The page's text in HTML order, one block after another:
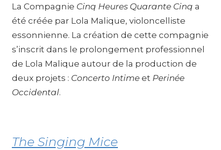
La Compagnie Cinq Heures Quarante Cinq a
été créée par Lola Malique, violoncelliste
essonnienne. La création de cette compagnie
s’inscrit dans le prolongement professionnel
de Lola Malique autour de la production de
deux projets : Concerto Intime et Perinée
Occidental.
The Singing Mice